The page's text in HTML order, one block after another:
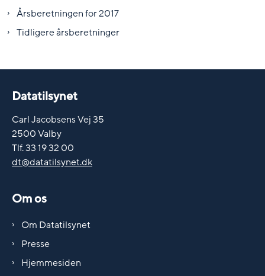
Årsberetningen for 2017
Tidligere årsberetninger
Datatilsynet
Carl Jacobsens Vej 35
2500 Valby
Tlf. 33 19 32 00
dt@datatilsynet.dk
Om os
Om Datatilsynet
Presse
Hjemmesiden